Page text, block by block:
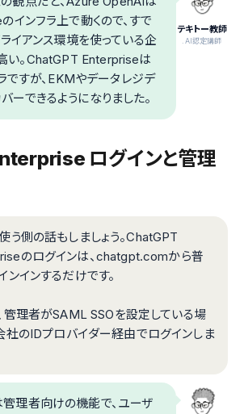
テキトー教師
.AI認定講師
ンフラ上で動くので、すで
イアンス環境を使っている企
い。ChatGPT Enterpriseは
ですが、EKMやデータレジデ
ーできるようになりました。
ログインと管理
う側の話もしましょう。ChatGPT
のログインは、chatgpt.comから普
ンインするだけです。
管理者がSAML SSOを設定している場
社のIDプロバイダー経由でログインしま
理者向けの機能で、ユーザ